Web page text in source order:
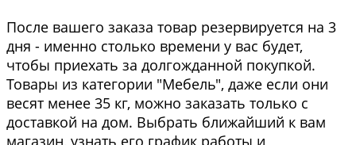
После вашего заказа товар резервируется на 3
дня - именно столько времени у вас будет,
чтобы приехать за долгожданной покупкой.
Товары из категории "Мебель", даже если они
весят менее 35 кг, можно заказать только с
доставкой на дом. Выбрать ближайший к вам